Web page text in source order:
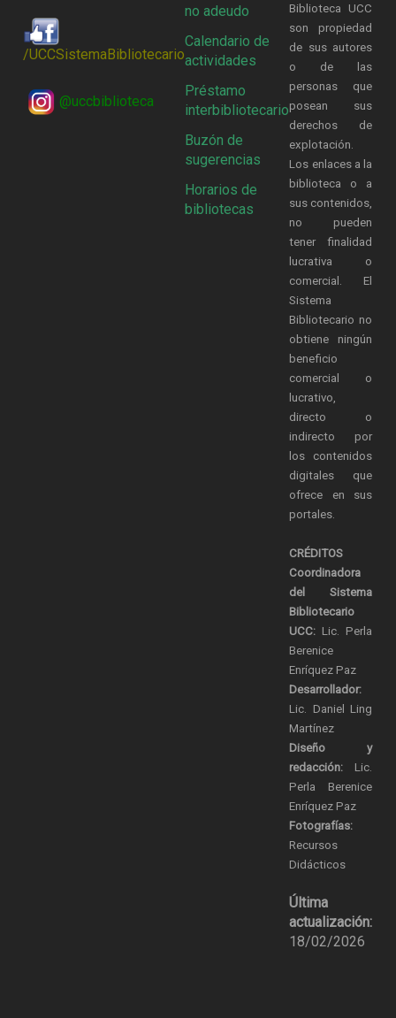
/UCCSistemaBibliotecario
@uccbiblioteca
no adeudo
Calendario de
actividades
Préstamo
interbibliotecario
Buzón de
sugerencias
Horarios de
bibliotecas
Biblioteca UCC
son propiedad
de sus autores
o de las
personas que
posean sus
derechos de
explotación.
Los enlaces a la
biblioteca o a
sus contenidos,
no pueden
tener finalidad
lucrativa o
comercial. El
Sistema
Bibliotecario no
obtiene ningún
beneficio
comercial o
lucrativo,
directo o
indirecto por
los contenidos
digitales que
ofrece en sus
portales.
CRÉDITOS
Coordinadora
del Sistema
Bibliotecario
UCC: Lic. Perla
Berenice
Enríquez Paz
Desarrollador:
Lic. Daniel Ling
Martínez
Diseño y
redacción: Lic.
Perla Berenice
Enríquez Paz
Fotografías:
Recursos
Didácticos
Última
actualización:
18/02/2026